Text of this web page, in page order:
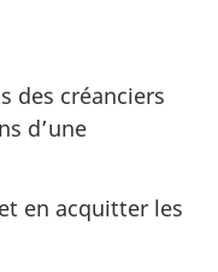
des créanciers
d’une
en acquitter les